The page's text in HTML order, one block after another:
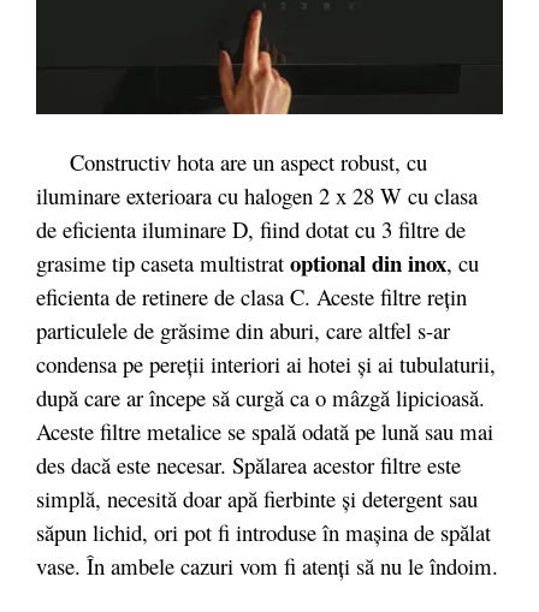
Constructiv hota are un aspect robust, cu
iluminare exterioara cu halogen 2 x 28 W cu clasa
de eficienta iluminare D, fiind dotat cu 3 filtre de
grasime tip caseta multistrat optional din inox, cu
eficienta de retinere de clasa C. Aceste filtre reţin
particulele de grăsime din aburi, care altfel s-ar
condensa pe pereţii interiori ai hotei şi ai tubulaturii,
după care ar începe să curgă ca o mâzgă lipicioasă.
Aceste filtre metalice se spală odată pe lună sau mai
des dacă este necesar. Spălarea acestor filtre este
simplă, necesită doar apă fierbinte şi detergent sau
săpun lichid, ori pot fi introduse în maşina de spălat
vase. În ambele cazuri vom fi atenţi să nu le îndoim.